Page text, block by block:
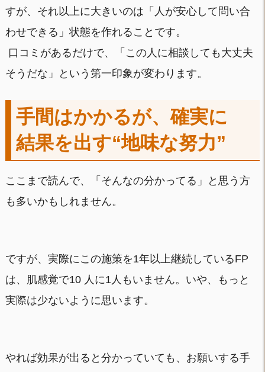
すが、それ以上に大きいのは「人が安心して問い合
わせできる」状態を作れることです。
口コミがあるだけで、「この人に相談しても大丈夫
そうだな」という第一印象が変わります。
手間はかかるが、確実に
結果を出す“地味な努力”
ここまで読んで、「そんなの分かってる」と思う方
も多いかもしれません。
ですが、実際にこの施策を1年以上継続しているFP
は、肌感覚で10 人に1人もいません。いや、もっと
実際は少ないように思います。
やれば効果が出ると分かっていても、お願いする手